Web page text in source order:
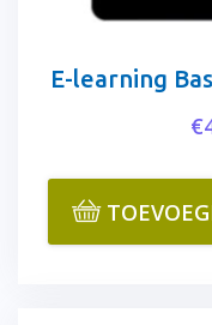
E-learning
€